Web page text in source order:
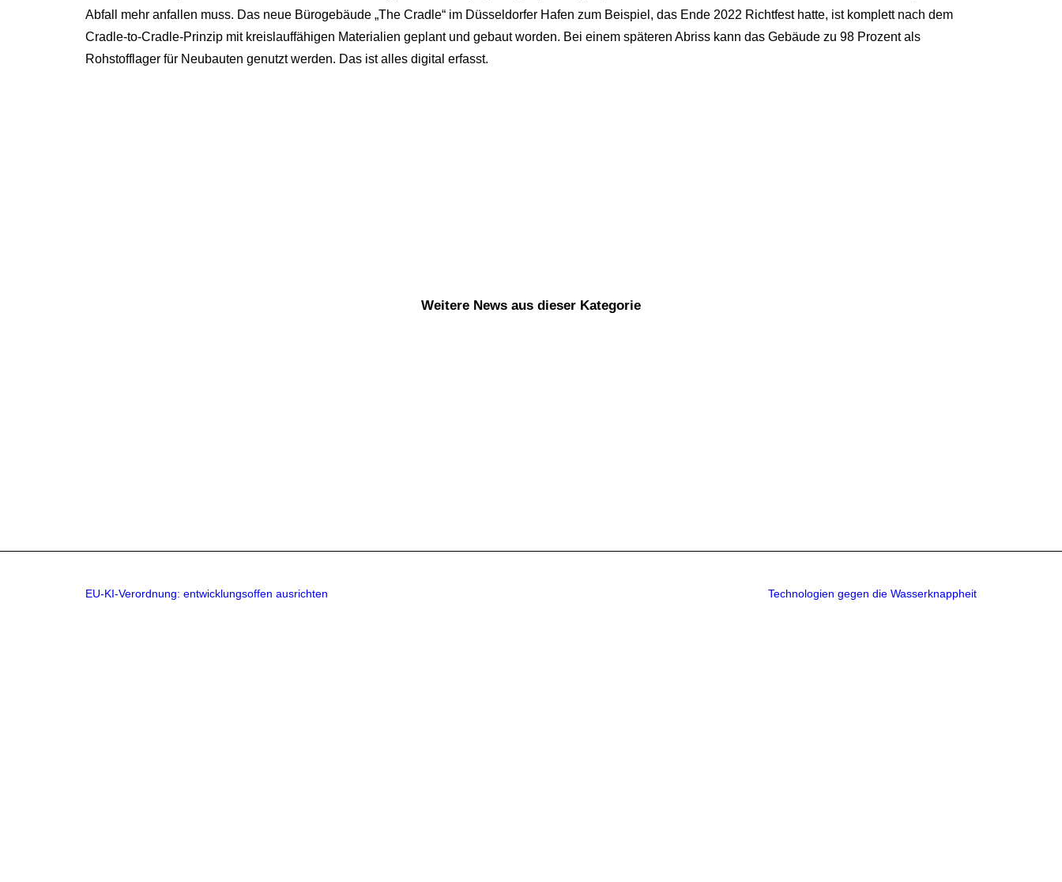
Abfall mehr anfallen muss. Das neue Bürogebäude „The Cradle“ im Düsseldorfer Hafen zum Beispiel, das Ende 2022 Richtfest hatte, ist komplett nach dem
Cradle-to-Cradle-Prinzip mit kreislauffähigen Materialien geplant und gebaut worden. Bei einem späteren Abriss kann das Gebäude zu 98 Prozent als
Rohstofflager für Neubauten genutzt werden. Das ist alles digital erfasst.
Weitere News aus dieser Kategorie
EU-KI-Verordnung: entwicklungsoffen ausrichten Technologien gegen die Wasserknappheit